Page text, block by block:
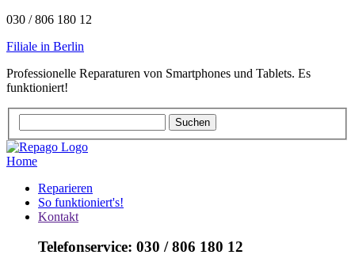
030 / 806 180 12
Filiale in Berlin
Professionelle Reparaturen von Smartphones und Tablets. Es
funktioniert!
Home
Reparieren
So funktioniert's!
Kontakt
Telefonservice: 030 / 806 180 12